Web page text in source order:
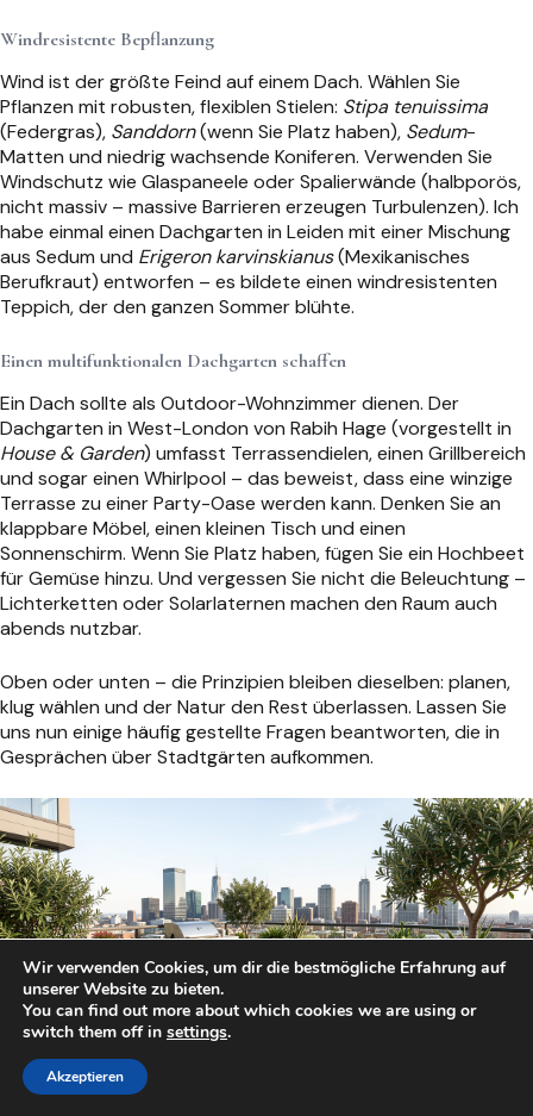
Windresistente Bepflanzung
Wind ist der größte Feind auf einem Dach. Wählen Sie
Pflanzen mit robusten, flexiblen Stielen: Stipa tenuissima
(Federgras), Sanddorn(wenn Sie Platz haben), Sedum-
Matten und niedrig wachsende Koniferen. Verwenden Sie
Windschutz wie Glaspaneele oder Spalierwände (halbporös,
nicht massiv – massive Barrieren erzeugen Turbulenzen). Ich
habe einmal einen Dachgarten in Leiden mit einer Mischung
aus Sedum und Erigeron karvinskianus(Mexikanisches
Berufkraut) entworfen – es bildete einen windresistenten
Teppich, der den ganzen Sommer blühte.
Einen multifunktionalen Dachgarten schaffen
Ein Dach sollte als Outdoor-Wohnzimmer dienen. Der
Dachgarten in West-London von Rabih Hage (vorgestellt in
House & Garden) umfasst Terrassendielen, einen Grillbereich
und sogar einen Whirlpool – das beweist, dass eine winzige
Terrasse zu einer Party-Oase werden kann. Denken Sie an
klappbare Möbel, einen kleinen Tisch und einen
Sonnenschirm. Wenn Sie Platz haben, fügen Sie ein Hochbeet
für Gemüse hinzu. Und vergessen Sie nicht die Beleuchtung –
Lichterketten oder Solarlaternen machen den Raum auch
abends nutzbar.
Oben oder unten – die Prinzipien bleiben dieselben: planen,
klug wählen und der Natur den Rest überlassen. Lassen Sie
uns nun einige häufig gestellte Fragen beantworten, die in
Gesprächen über Stadtgärten aufkommen.
Häufig gestellte Fragen
Wir verwenden Cookies, um dir die bestmögliche Erfahrung auf
unserer Website zu bieten.
You can find out more about which cookies we are using or
switch them off in settings.
Akzeptieren